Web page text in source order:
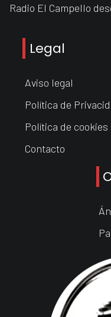
Radio El Campello
Legal
Aviso legal
Política de
Política de cookies
Contacto